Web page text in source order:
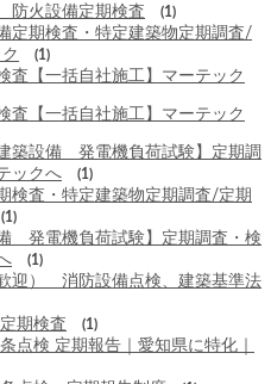
火設備定期検査 (1)
期検査・特定建築物定期調査/
(1)
査【一括自社施工】マーテック
査【一括自社施工】マーテック
築設備 発電機負荷試験】定期調
ックへ
(1)
査・特定建築物定期調査/定期
(1)
発電機負荷試験】定期調査・検
(1)
迎） 消防設備点検、建築基準法
期検査 (1)
点検 定期報告｜愛知県に特化｜